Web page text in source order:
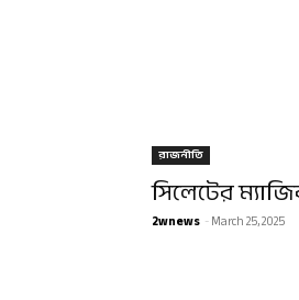
রাজনীতি
সিলেটের
2wnews -March 25, 2025